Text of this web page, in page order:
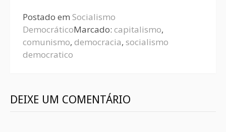
Postado em Socialismo
DemocráticoMarcado: capitalismo,
comunismo, democracia, socialismo
democratico
DEIXE UM COMENTÁRIO